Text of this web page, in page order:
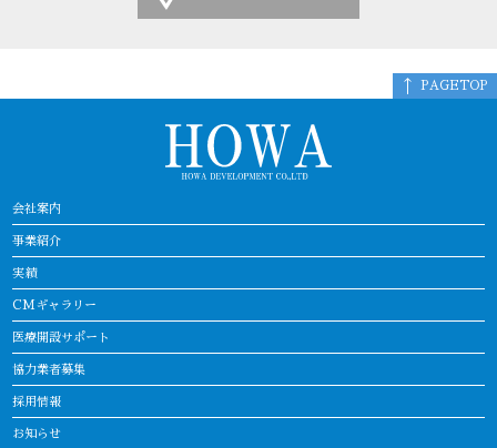
会社案内
事業紹介
実績
CMギャラリー
医療開設サポート
協力業者募集
採用情報
お知らせ
PAGETOP